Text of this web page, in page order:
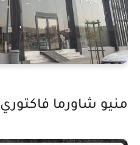
منيو شاورما فاكتوري